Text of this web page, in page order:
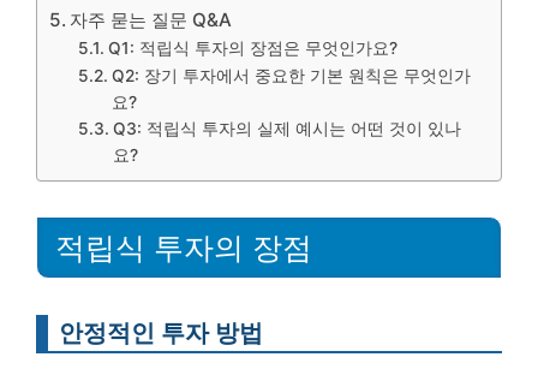
자주 묻는 질문 Q&A
Q1: 적립식 투자의 장점은 무엇인가요?
Q2: 장기 투자에서 중요한 기본 원칙은 무엇인가
요?
Q3: 적립식 투자의 실제 예시는 어떤 것이 있나
요?
적립식 투자의 장점
안정적인 투자 방법